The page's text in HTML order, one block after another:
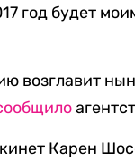
год будет
возглавит
Карен